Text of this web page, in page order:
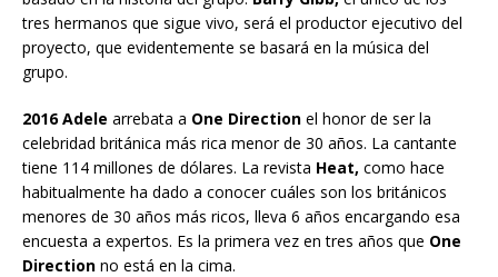
tres hermanos que sigue vivo, será el productor ejecutivo del
proyecto, que evidentemente se basará en la música del
grupo.
2016 Adele arrebata a One Direction el honor de ser la
celebridad británica más rica menor de 30 años. La cantante
tiene 114 millones de dólares. La revista Heat, como hace
habitualmente ha dado a conocer cuáles son los británicos
menores de 30 años más ricos, lleva 6 años encargando esa
encuesta a expertos. Es la primera vez en tres años que One
Direction no está en la cima.